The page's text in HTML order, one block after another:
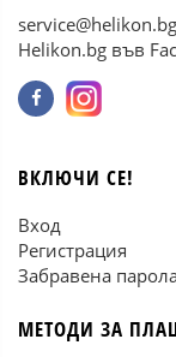
service@helikon.bg
Helikon.bg във
ВКЛЮЧИ СЕ!
Вход
Регистрация
Забравена
МЕТОДИ ЗА